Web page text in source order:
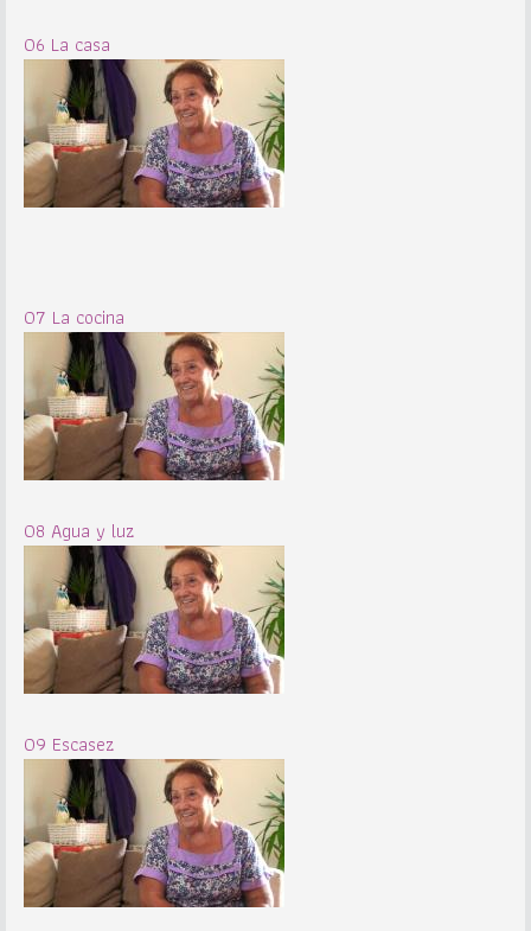
06 La casa
07 La cocina
08 Agua y luz
09 Escasez